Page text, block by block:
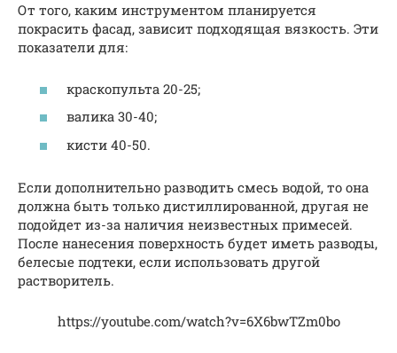
От того, каким инструментом планируется
покрасить фасад, зависит подходящая вязкость. Эти
показатели для:
краскопульта 20-25;
валика 30-40;
кисти 40-50.
Если дополнительно разводить смесь водой, то она
должна быть только дистиллированной, другая не
подойдет из-за наличия неизвестных примесей.
После нанесения поверхность будет иметь разводы,
белесые подтеки, если использовать другой
растворитель.
https://youtube.com/watch?v=6X6bwTZm0bo